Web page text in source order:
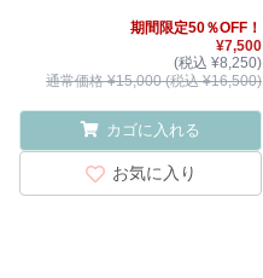
期間限定50％OFF！
¥7,500
(税込 ¥8,250)
通常価格 ¥15,000 (税込 ¥16,500)
カゴに入れる
お気に入り